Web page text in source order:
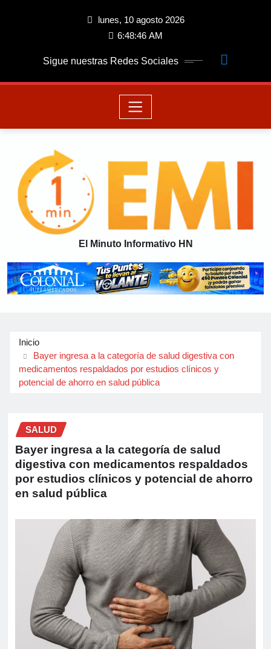
lunes, 10 agosto 2026
6:48:47 AM
Sigue nuestras Redes Sociales
El Minuto Informativo HN
Inicio
Bayer ingresa a la categoría de salud digestiva con
medicamentos respaldados por estudios clínicos y
potencial de ahorro en salud pública
SALUD
Bayer ingresa a la categoría de salud
digestiva con medicamentos respaldados
por estudios clínicos y potencial de ahorro
en salud pública